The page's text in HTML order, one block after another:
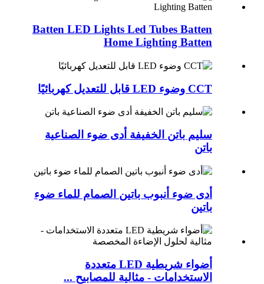
Batten LED Lights Led Tubes Batten
Home Lighting Batten
CCT وضوء LED قابل للتعديل كهربائيًا
سليم باتن الخفيفة أدى ضوء الصناعية
باتن
أدى ضوء أنبوب باتين الصمام للماء ضوء
باتين
أضواء شريطية LED متعددة
الاستخدامات - مثالية للمصابيح ...